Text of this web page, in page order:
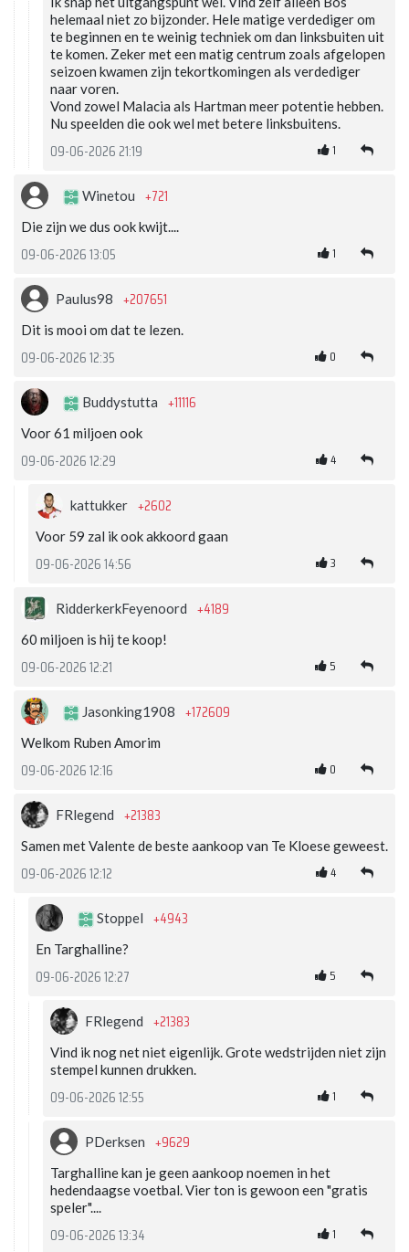
helemaal niet zo bijzonder. Hele matige verdediger om
te beginnen en te weinig techniek om dan linksbuiten uit
te komen. Zeker met een matig centrum zoals afgelopen
seizoen kwamen zijn tekortkomingen als verdediger
naar voren.
Vond zowel Malacia als Hartman meer potentie hebben.
Nu speelden die ook wel met betere linksbuitens.
09-06-2026 21:19 1
Winetou +721
Die zijn we dus ook kwijt....
09-06-2026 13:05 1
Paulus98 +207651
Dit is mooi om dat te lezen.
09-06-2026 12:35 0
Buddystutta +11116
Voor 61 miljoen ook
09-06-2026 12:29 4
kattukker +2602
Voor 59 zal ik ook akkoord gaan
09-06-2026 14:56 3
RidderkerkFeyenoord +4189
60 miljoen is hij te koop!
09-06-2026 12:21 5
Jasonking1908 +172609
Welkom Ruben Amorim
09-06-2026 12:16 0
FRlegend +21383
Samen met Valente de beste aankoop van Te Kloese geweest.
09-06-2026 12:12 4
Stoppel +4943
En Targhalline?
09-06-2026 12:27 5
FRlegend +21383
Vind ik nog net niet eigenlijk. Grote wedstrijden niet zijn
stempel kunnen drukken.
09-06-2026 12:55 1
PDerksen +9629
Targhalline kan je geen aankoop noemen in het
hedendaagse voetbal. Vier ton is gewoon een "gratis
speler"....
09-06-2026 13:34 1